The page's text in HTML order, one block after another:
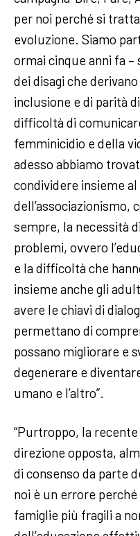
per noi perché si
evoluzione. Siamo
ormai cinque anni fa –
dei disagi che
inclusione e di parità
difficoltà di
femminicidio e della
adesso abbiamo
condividere insieme
dell’associazionismo,
sempre, la necessità
problemi, ovvero
e la difficoltà che
insieme anche gli
avere le chiavi di
permettano di
possano migliorare e
degenerare e
umano e l’altro”.
“Purtroppo, la
direzione opposta,
di consenso da parte
noi è un errore
famiglie più fragili a